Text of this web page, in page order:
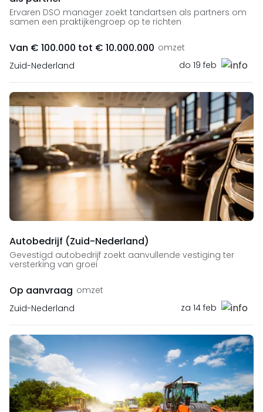
Ervaren DSO manager zoekt tandartsen als partners om
samen een praktijkengroep op te richten
Van € 100.000 tot € 10.000.000 omzet
Zuid-Nederland
do 19 feb
Autobedrijf (Zuid-Nederland)
Gevestigd autobedrijf zoekt aanvullende vestiging ter
versterking van groei
Op aanvraag omzet
Zuid-Nederland
za 14 feb